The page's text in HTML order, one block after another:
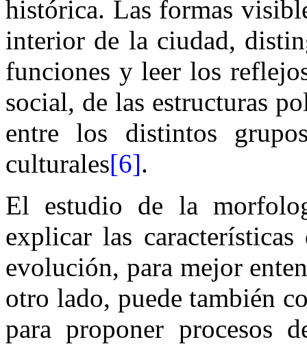
histórica. Las formas
interior de la ciudad,
funciones y leer los
social, de las estructuras
entre los distintos
culturales[6].
El estudio de la
explicar las
evolución, para mejor
otro lado, puede también
para proponer procesos